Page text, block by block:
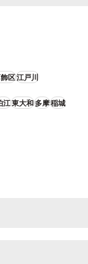
区江戸川
江東大和多摩稲城